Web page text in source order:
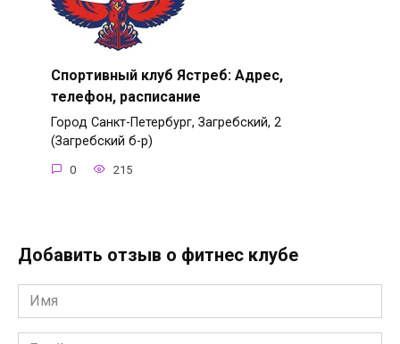
Спортивный клуб Ястреб: Адрес,
телефон, расписание
Город Санкт-Петербург, Загребский, 2
(Загребский б-р)
0 215
Добавить отзыв о фитнес клубе
Имя
*